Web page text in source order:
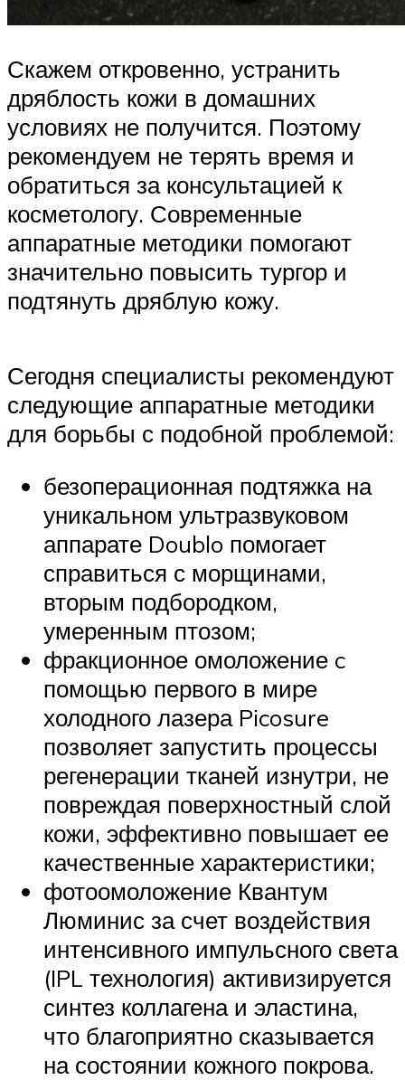
Скажем откровенно, устранить
дряблость кожи в домашних
условиях не получится. Поэтому
рекомендуем не терять время и
обратиться за консультацией к
косметологу. Современные
аппаратные методики помогают
значительно повысить тургор и
подтянуть дряблую кожу.
Сегодня специалисты рекомендуют
следующие аппаратные методики
для борьбы с подобной проблемой:
безоперационная подтяжка на
уникальном ультразвуковом
аппарате Doublo помогает
справиться с морщинами,
вторым подбородком,
умеренным птозом;
фракционное омоложение c
помощью первого в мире
холодного лазера Picosure
позволяет запустить процессы
регенерации тканей изнутри, не
повреждая поверхностный слой
кожи, эффективно повышает ее
качественные характеристики;
фотоомоложение Квантум
Люминис за счет воздействия
интенсивного импульсного света
(IPL технология) активизируется
синтез коллагена и эластина,
что благоприятно сказывается
на состоянии кожного покрова.